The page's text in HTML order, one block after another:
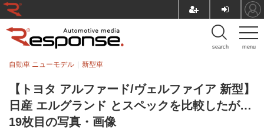
menu
search
【トヨタ アルファード/ヴェルファイア 新型】
日産 エルグランド とスペックを比較したが…
19枚目の写真・画像
自動車 ニューモデル 新型車